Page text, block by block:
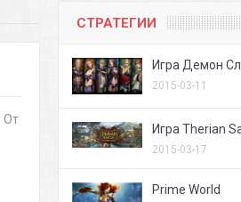
От
СТРАТЕГИИ
Игра Демон
2015-03-11
Игра Therian
2015-03-17
Prime World